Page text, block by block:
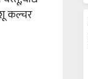
कल्चर